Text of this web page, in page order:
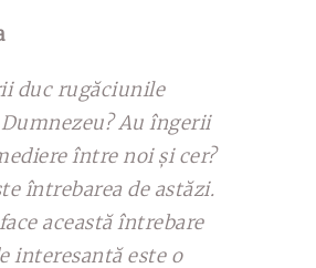
duc rugăciunile
Au îngerii
între noi și cer?
întrebarea de astăzi.
această întrebare
interesantă este o